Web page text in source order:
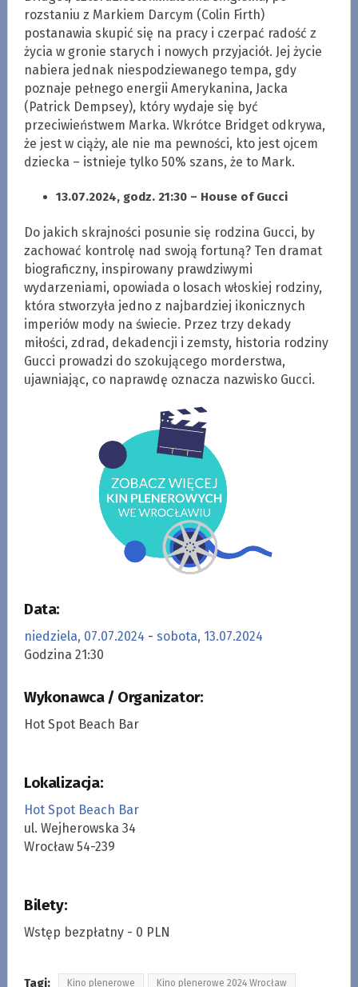
rozstaniu z Markiem Darcym (Colin Firth)
postanawia skupić się na pracy i czerpać radość z
życia w gronie starych i nowych przyjaciół. Jej życie
nabiera jednak niespodziewanego tempa, gdy
poznaje pełnego energii Amerykanina, Jacka
(Patrick Dempsey), który wydaje się być
przeciwieństwem Marka. Wkrótce Bridget odkrywa,
że jest w ciąży, ale nie ma pewności, kto jest ojcem
dziecka – istnieje tylko 50% szans, że to Mark.
13.07.2024, godz. 21:30 – House of Gucci
Do jakich skrajności posunie się rodzina Gucci, by
zachować kontrolę nad swoją fortuną? Ten dramat
biograficzny, inspirowany prawdziwymi
wydarzeniami, opowiada o losach włoskiej rodziny,
która stworzyła jedno z najbardziej ikonicznych
imperiów mody na świecie. Przez trzy dekady
miłości, zdrad, dekadencji i zemsty, historia rodziny
Gucci prowadzi do szokującego morderstwa,
ujawniając, co naprawdę oznacza nazwisko Gucci.
Data:
niedziela, 07.07.2024 - sobota, 13.07.2024
Godzina 21:30
Wykonawca / Organizator:
Hot Spot Beach Bar
Lokalizacja:
Hot Spot Beach Bar
ul. Wejherowska 34
Wrocław 54-239
Bilety:
Wstęp bezpłatny - 0 PLN
Tagi: Kino plenerowe Kino plenerowe 2024 Wrocław